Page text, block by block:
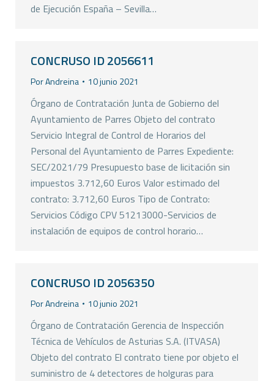
de Ejecución España – Sevilla…
CONCRUSO ID 2056611
PorAndreina 10 junio 2021
Órgano de Contratación Junta de Gobierno del
Ayuntamiento de Parres Objeto del contrato
Servicio Integral de Control de Horarios del
Personal del Ayuntamiento de Parres Expediente:
SEC/2021/79 Presupuesto base de licitación sin
impuestos 3.712,60 Euros Valor estimado del
contrato: 3.712,60 Euros Tipo de Contrato:
Servicios Código CPV 51213000-Servicios de
instalación de equipos de control horario…
CONCRUSO ID 2056350
PorAndreina 10 junio 2021
Órgano de Contratación Gerencia de Inspección
Técnica de Vehículos de Asturias S.A. (ITVASA)
Objeto del contrato El contrato tiene por objeto el
suministro de 4 detectores de holguras para